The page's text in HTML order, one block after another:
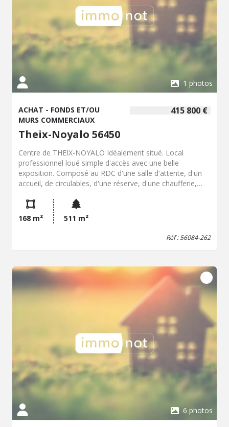
1 photos
415 800 €
ACHAT - FONDS ET/OU
MURS COMMERCIAUX
Theix-Noyalo 56450
Centre de THEIX-NOYALO Idéalement situé. Local
professionnel loué simple d'accès avec une belle
exposition. Composé au RDC d'une salle d'attente, d'un
accueil, de circulables, d'une réserve, d'une chaufferie,
soins, d'une salle de rééducation, d'un vestiaire, d'une
balnéo. A l'étage une salle d'attente et trois cabinets de
consultation.
168 m² 511 m²
Réf : 56084-262
6 photos